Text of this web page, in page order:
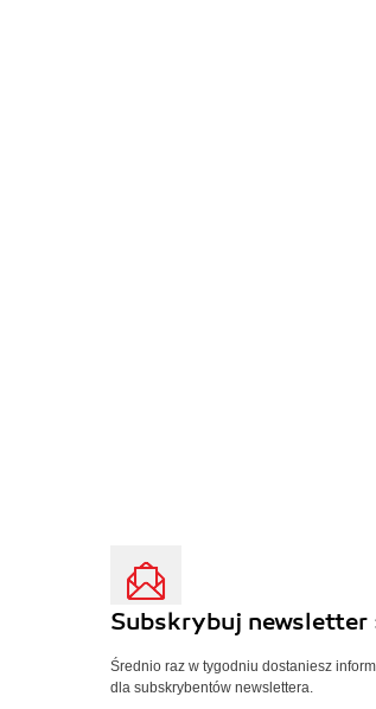
Subskrybuj newsletter
Średnio raz w tygodniu dostaniesz
dla subskrybentów newslettera.